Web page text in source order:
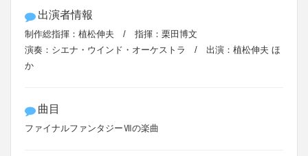
出演者情報
制作総指揮：植松伸夫 / 指揮：栗田博文
演奏：シエナ・ウインド・オーケストラ / 出演：植松伸夫 ほ
か
曲目
ファイナルファンタジーⅦの楽曲